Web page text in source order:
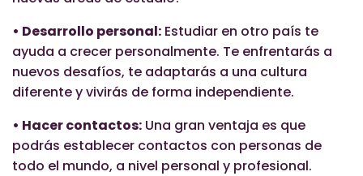
• Desarrollo personal: Estudiar en otro país te
ayuda a crecer personalmente. Te enfrentarás a
nuevos desafíos, te adaptarás a una cultura
diferente y vivirás de forma independiente.
• Hacer contactos: Una gran ventaja es que
podrás establecer contactos con personas de
todo el mundo, a nivel personal y profesional.